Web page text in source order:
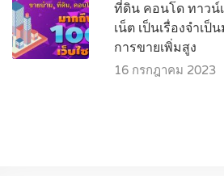
ที่ดิน คอนโด ทาวน์
เน็ต เป็นเรื่องจำเป็
การขายเพิ่มสูง
16 กรกฎาคม 2023